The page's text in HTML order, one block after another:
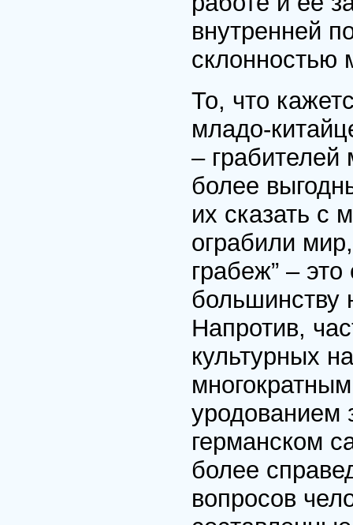
внутренней
склонностью
То, что
младо-
–
более
их сказать с
ограбили
грабеж” –
большинству
Напротив,
культурных
уродованием
германском
более
вопросов